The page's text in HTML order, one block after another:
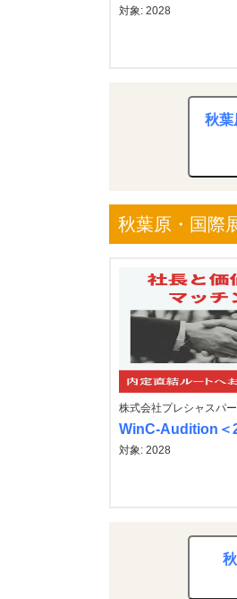
対象: 2028
秋葉
秋葉原・国際
株式会社プレシャスパ
WinC-Audition＜
対象: 2028